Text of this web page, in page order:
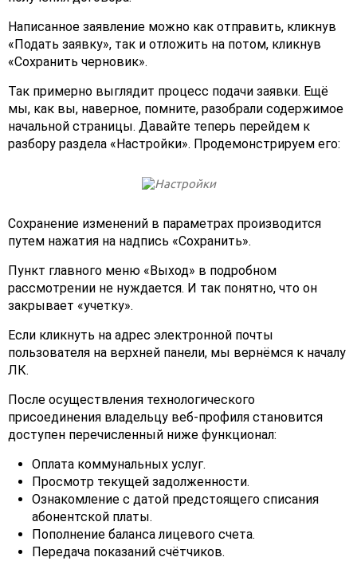
Написанное заявление можно как отправить, кликнув
«Подать заявку», так и отложить на потом, кликнув
«Сохранить черновик».
Так примерно выглядит процесс подачи заявки. Ещё
мы, как вы, наверное, помните, разобрали содержимое
начальной страницы. Давайте теперь перейдем к
разбору раздела «Настройки». Продемонстрируем его:
Сохранение изменений в параметрах производится
путем нажатия на надпись «Сохранить».
Пункт главного меню «Выход» в подробном
рассмотрении не нуждается. И так понятно, что он
закрывает «учетку».
Если кликнуть на адрес электронной почты
пользователя на верхней панели, мы вернёмся к началу
ЛК.
После осуществления технологического
присоединения владельцу веб-профиля становится
доступен перечисленный ниже функционал:
Оплата коммунальных услуг.
Просмотр текущей задолженности.
Ознакомление с датой предстоящего списания
абонентской платы.
Пополнение баланса лицевого счета.
Передача показаний счётчиков.